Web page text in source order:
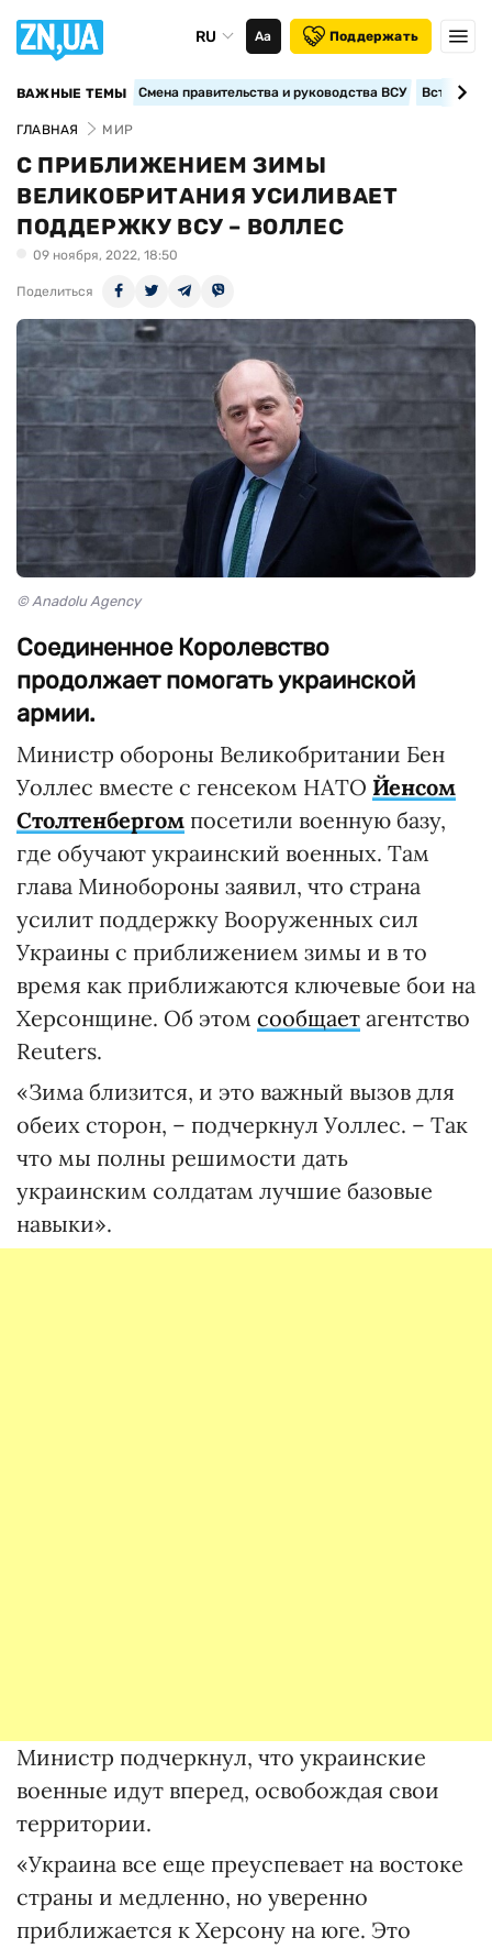
RU Аа Поддержать
ВАЖНЫЕ ТЕМЫ Смена правительства и руководства ВСУ
ГЛАВНАЯ МИР
С ПРИБЛИЖЕНИЕМ ЗИМЫ
ВЕЛИКОБРИТАНИЯ УСИЛИВАЕТ
ПОДДЕРЖКУ ВСУ – ВОЛЛЕС
09 ноября, 2022, 18:50
Поделиться
© Anadolu Agency
Соединенное Королевство
продолжает помогать украинской
армии.
Министр обороны Великобритании Бен
Уоллес вместе с генсеком НАТО Йенсом
Столтенбергом посетили военную базу,
где обучают украинский военных. Там
глава Минобороны заявил, что страна
усилит поддержку Вооруженных сил
Украины с приближением зимы и в то
время как приближаются ключевые бои на
Херсонщине. Об этом сообщает агентство
Reuters.
«Зима близится, и это важный вызов для
обеих сторон, – подчеркнул Уоллес. – Так
что мы полны решимости дать
украинским солдатам лучшие базовые
навыки».
Министр подчеркнул, что украинские
военные идут вперед, освобождая свои
территории.
«Украина все еще преуспевает на востоке
страны и медленно, но уверенно
приближается к Херсону на юге. Это